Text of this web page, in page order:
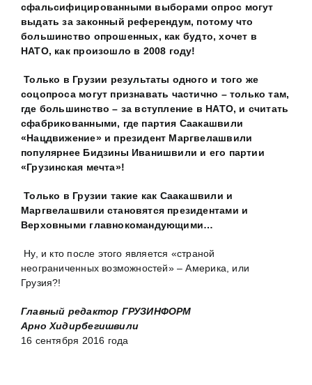
сфальсифицированными выборами опрос могут
выдать за законный референдум, потому что
большинство опрошенных, как будто, хочет в
НАТО, как произошло в 2008 году!
Только в Грузии результаты одного и того же
соцопроса могут признавать частично – только там,
где большинство – за вступление в НАТО, и считать
сфабрикованными, где партия Саакашвили
«Нацдвижение» и президент Маргвелашвили
популярнее Бидзины Иванишвили и его партии
«Грузинская мечта»!
Только в Грузии такие как Саакашвили и
Маргвелашвили становятся президентами и
Верховными главнокомандующими…
Ну, и кто после этого является «страной
неограниченных возможностей» – Америка, или
Грузия?!
Главный редактор ГРУЗИНФОРМ
Арно Хидирбегишвили
16 сентября 2016 года